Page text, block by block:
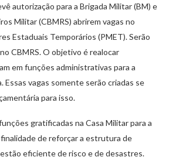
autorização para a Brigada Militar (BM) e
Militar (CBMRS) abrirem vagas no
Estaduais Temporários (PMET). Serão
CBMRS. O objetivo é realocar
em funções administrativas para a
Essas vagas somente serão criadas se
para isso.
gratificadas na Casa Militar para a
de reforçar a estrutura de
eficiente de risco e de desastres.